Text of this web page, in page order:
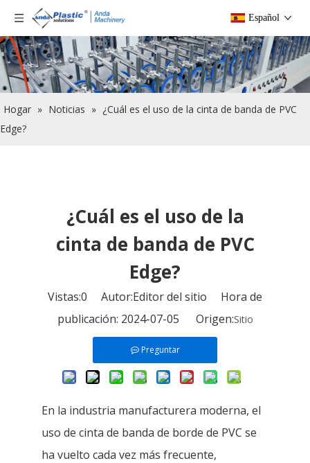
Español
Hogar » Noticias » ¿Cuál es el uso de la cinta de banda de PVC
Edge?
¿Cuál es el uso de la
cinta de banda de PVC
Edge?
Vistas:0 Autor:Editor del sitio Hora de
publicación: 2024-07-05 Origen:Sitio
Preguntar
En la industria manufacturera moderna, el
uso de cinta de banda de borde de PVC se
ha vuelto cada vez más frecuente,